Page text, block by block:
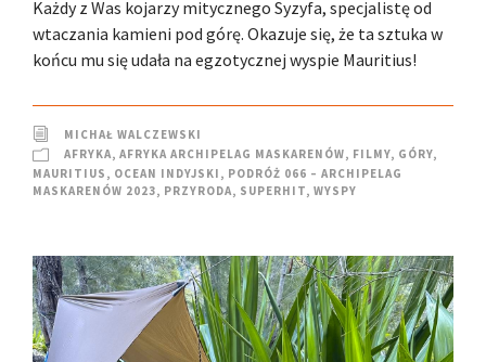
Każdy z Was kojarzy mitycznego Syzyfa, specjalistę od
wtaczania kamieni pod górę. Okazuje się, że ta sztuka w
końcu mu się udała na egzotycznej wyspie Mauritius!
MICHAŁ WALCZEWSKI
AFRYKA, AFRYKA ARCHIPELAG MASKARENÓW, FILMY, GÓRY,
MAURITIUS , OCEAN INDYJSKI , PODRÓŻ 066 – ARCHIPELAG
MASKARENÓW 2023, PRZYRODA, SUPERHIT, WYSPY